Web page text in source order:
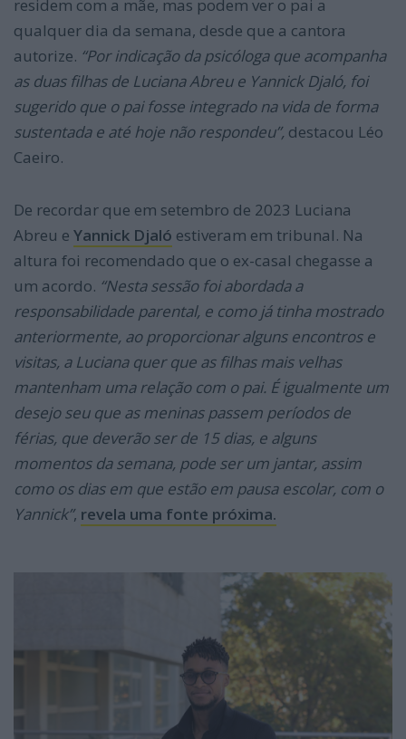
residem com a mãe, mas podem ver o pai a
qualquer dia da semana, desde que a cantora
autorize. “Por indicação da psicóloga que acompanha
as duas filhas de Luciana Abreu e Yannick Djaló, foi
sugerido que o pai fosse integrado na vida de forma
sustentada e até hoje não respondeu”, destacou Léo
Caeiro.
De recordar que em setembro de 2023 Luciana
Abreu e Yannick Djaló estiveram em tribunal. Na
altura foi recomendado que o ex-casal chegasse a
um acordo. “Nesta sessão foi abordada a
responsabilidade parental, e como já tinha mostrado
anteriormente, ao proporcionar alguns encontros e
visitas, a Luciana quer que as filhas mais velhas
mantenham uma relação com o pai. É igualmente um
desejo seu que as meninas passem períodos de
férias, que deverão ser de 15 dias, e alguns
momentos da semana, pode ser um jantar, assim
como os dias em que estão em pausa escolar, com o
Yannick”, revela uma fonte próxima.